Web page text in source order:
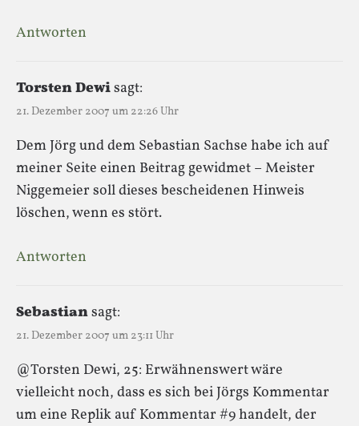
Antworten
Torsten Dewisagt:
21. Dezember 2007 um 22:26 Uhr
Dem Jörg und dem Sebastian Sachse habe ich auf
meiner Seite einen Beitrag gewidmet – Meister
Niggemeier soll dieses bescheidenen Hinweis
löschen, wenn es stört.
Antworten
Sebastiansagt:
21. Dezember 2007 um 23:11 Uhr
@Torsten Dewi, 25: Erwähnenswert wäre
vielleicht noch, dass es sich bei Jörgs Kommentar
um eine Replik auf Kommentar #9 handelt, der